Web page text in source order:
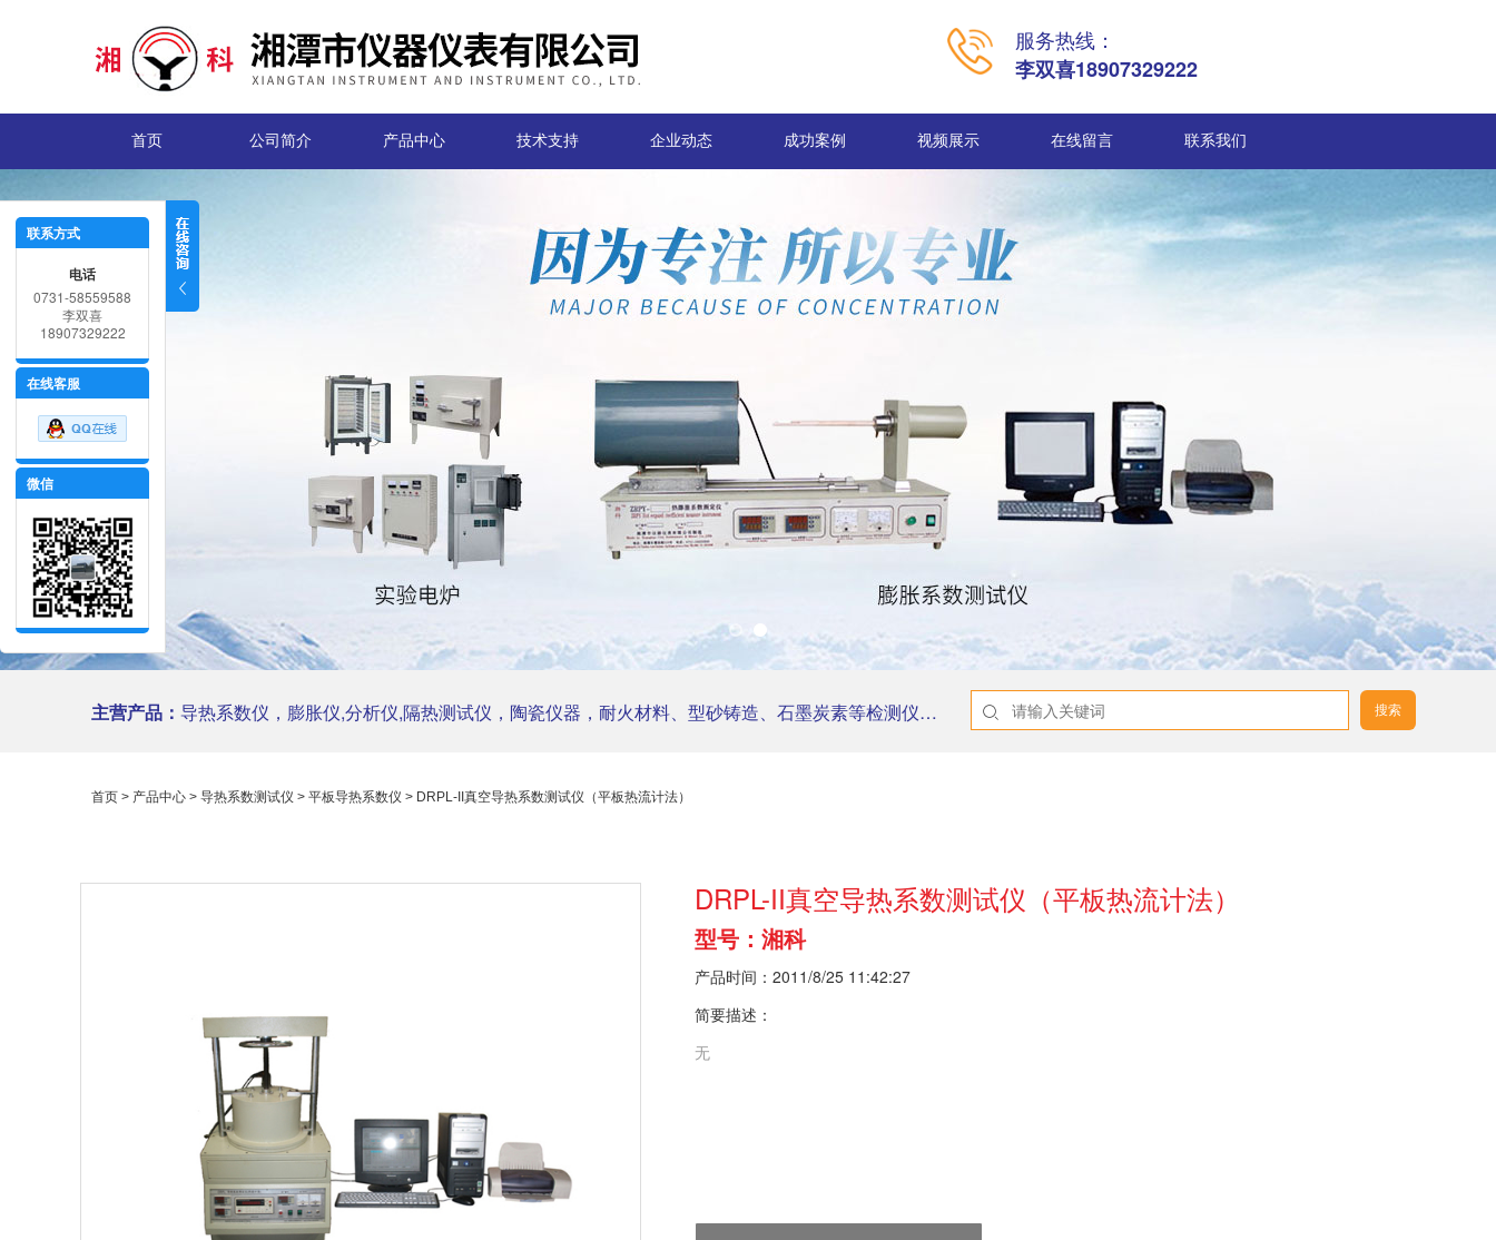
服务热线：
李双喜18907329222
首页 公司简介 产品中心 技术支持 企业动态 成功案例 视频展示 在线留言 联系我们
主营产品： 导热系数仪，膨胀仪,分析仪,隔热测试仪，陶瓷仪器，耐火材料、型砂铸造、石墨炭素等检测仪器，实验电炉，研磨机等。 搜索
首页 > 产品中心 > 导热系数测试仪 > 平板导热系数仪 > DRPL-II真空导热系数测试仪（平板热流计法）
DRPL-II真空导热系数测试仪（平板热流计法）
型号：湘科
产品时间：2011/8/25 11:42:27
简要描述：
无
联系方式
电话
0731-58559588
李双喜
18907329222
在线客服
微信